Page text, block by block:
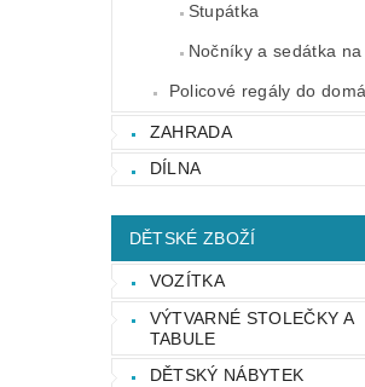
Stupátka
Nočníky a sedátka na
Policové regály do
ZAHRADA
DÍLNA
DĚTSKÉ ZBOŽÍ
VOZÍTKA
VÝTVARNÉ STOLEČKY A
TABULE
DĚTSKÝ NÁBYTEK